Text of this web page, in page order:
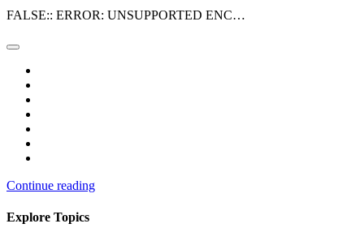
FALSE:: ERROR: UNSUPPORTED ENC…
Continue reading
Explore Topics